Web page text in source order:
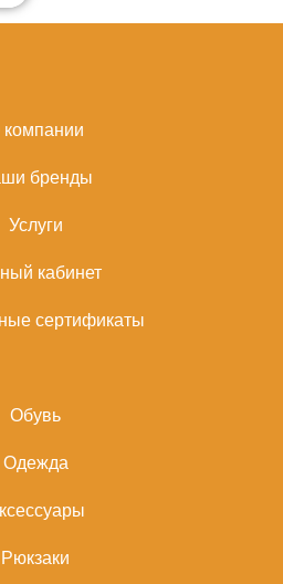
бренды
Услуги
кабинет
сертификаты
Обувь
Одежда
Рюкзаки